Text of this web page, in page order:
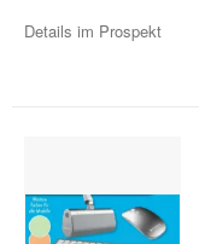
Details im Prospekt